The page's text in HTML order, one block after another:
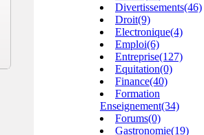
Divertissements(46)
Droit(9)
Electronique(4)
Emploi(6)
Entreprise(127)
Equitation(0)
Finance(40)
Formation
Enseignement(34)
Forums(0)
Gastronomie(19)